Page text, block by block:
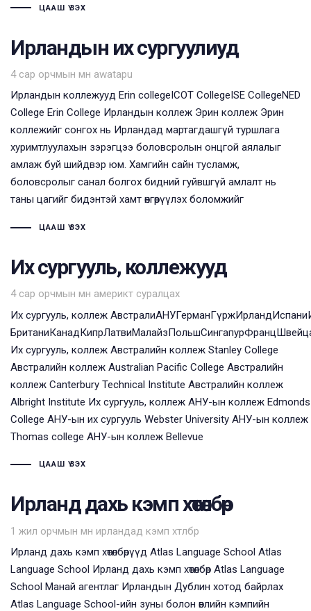
ЦААШ ҮЗЭХ
Ирландын их сургуулиуд
4 сар орчмын өмнө
Tags
awatapu
Ирландын коллежууд Erin collegeICOT CollegeISE CollegeNED
College Erin College Ирландын коллеж Эрин коллеж Эрин
коллежийг сонгох нь Ирландад мартагдашгүй туршлага
хуримтлуулахын зэрэгцээ боловсролын онцгой аялалыг
амлаж буй шийдвэр юм. Хамгийн сайн тусламж,
боловсролыг санал болгох бидний гуйвшгүй амлалт нь
таны цагийг бидэнтэй хамт өнгөрүүлэх боломжийг
ЦААШ ҮЗЭХ
Их сургууль, коллежууд
4 сар орчмын өмнө
Tags
америкт суралцах
Их сургууль, коллеж
Их сургууль, коллеж Австралийн коллеж Stanley College
Австралийн коллеж Australian Pacific College Австралийн
коллеж Canterbury Technical Institute Австралийн коллеж
Albright Institute Их сургууль, коллеж АНУ-ын коллеж Edmonds
College АНУ-ын их сургууль Webster University АНУ-ын коллеж
Thomas college АНУ-ын коллеж Bellevue
ЦААШ ҮЗЭХ
Ирланд дахь кэмп хөтөлбөр
1 жил орчмын өмнө
Tags
ирландад кэмп хөтөлбөр
Ирланд дахь кэмп хөтөлбөрүүд Atlas Language School Atlas
Language School Ирланд дахь кэмп хөтөлбөр Atlas Language
School Манай агентлаг Ирландын Дублин хотод байрлах
Atlas Language School-ийн зуны болон өвлийн кэмпийн